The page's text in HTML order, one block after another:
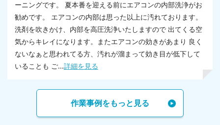
ーニングです。 夏本番を迎える前にエアコンの内部洗浄がお
勧めです。 エアコンの内部は思った以上に汚れております。
洗剤を吹きかけ、内部を高圧洗浄いたしますので 出てくる空
気からキレイになります。またエアコンの効きがあまり 良く
ないなぁと思われてる方、汚れが溜まって効き目が低下して
いることも ご...詳細を見る
作業事例をもっと見る